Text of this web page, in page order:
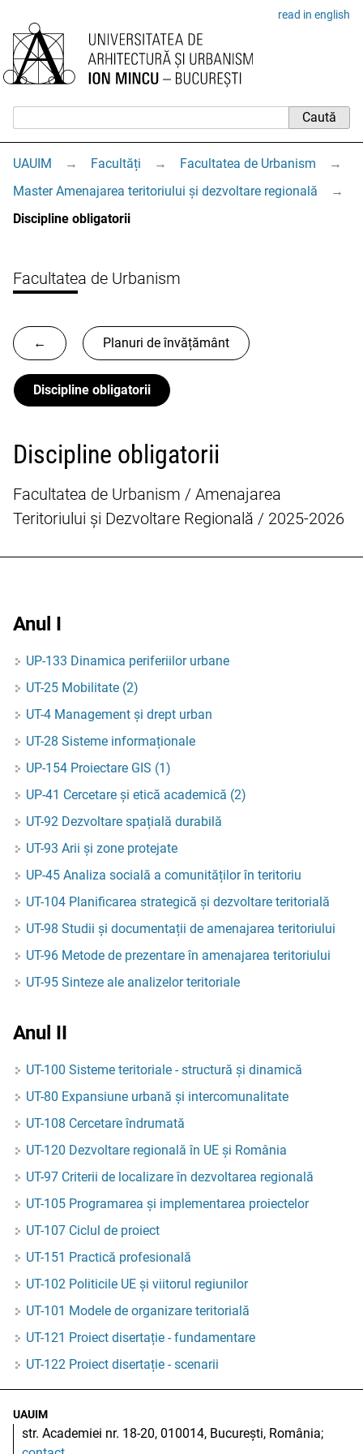
read in english
UAUIM → Facultăți → Facultatea de Urbanism
→
Master Amenajarea teritoriului și dezvoltare regională
→
Discipline obligatorii
Facultatea de Urbanism
← Planuri de învățământ
Discipline obligatorii
Discipline obligatorii
Facultatea de Urbanism / Amenajarea
Teritoriului și Dezvoltare Regională / 2025-2026
Anul I
UP-133 Dinamica periferiilor urbane
UT-25 Mobilitate (2)
UT-4 Management și drept urban
UT-28 Sisteme informaționale
UP-154 Proiectare GIS (1)
UP-41 Cercetare și etică academică (2)
UT-92 Dezvoltare spațială durabilă
UT-93 Arii și zone protejate
UP-45 Analiza socială a comunităților în teritoriu
UT-104 Planificarea strategică și dezvoltare teritorială
UT-98 Studii și documentații de amenajarea teritoriului
UT-96 Metode de prezentare în amenajarea teritoriului
UT-95 Sinteze ale analizelor teritoriale
Anul II
UT-100 Sisteme teritoriale - structură și dinamică
UT-80 Expansiune urbană și intercomunalitate
UT-108 Cercetare îndrumată
UT-120 Dezvoltare regională în UE și România
UT-97 Criterii de localizare în dezvoltarea regională
UT-105 Programarea și implementarea proiectelor
UT-107 Ciclul de proiect
UT-151 Practică profesională
UT-102 Politicile UE și viitorul regiunilor
UT-101 Modele de organizare teritorială
UT-121 Proiect disertație - fundamentare
UT-122 Proiect disertație - scenarii
UAUIM
str. Academiei nr. 18-20, 010014, București, România;